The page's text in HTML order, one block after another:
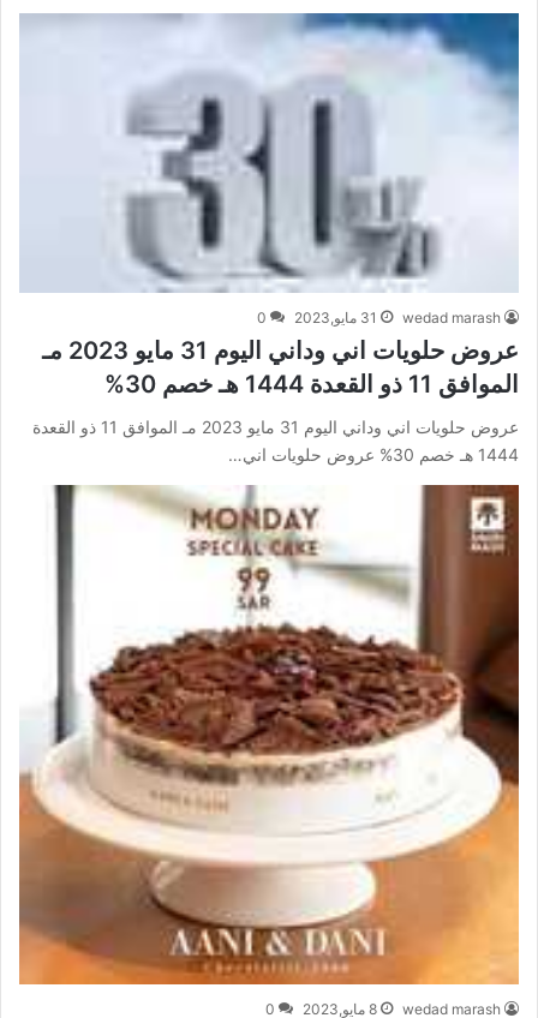
wedad marash 31 مايو,2023 0
عروض حلويات اني وداني اليوم 31 مايو 2023 مـ
الموافق 11 ذو القعدة 1444 هـ خصم 30%
عروض حلويات اني وداني اليوم 31 مايو 2023 مـ الموافق 11 ذو القعدة
1444 هـ خصم 30% عروض حلويات اني…
wedad marash 8 مايو,2023 0